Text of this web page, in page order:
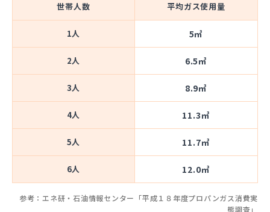
世帯人数 平均ガス使用量
1人 5㎥
2人 6.5㎥
3人 8.9㎥
4人 11.3㎥
5人 11.7㎥
6人 12.0㎥
参考：エネ研・石油情報センター「平成１８年度プロパンガス消費実
態調査」